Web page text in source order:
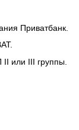
Приватбанк.
или III группы.